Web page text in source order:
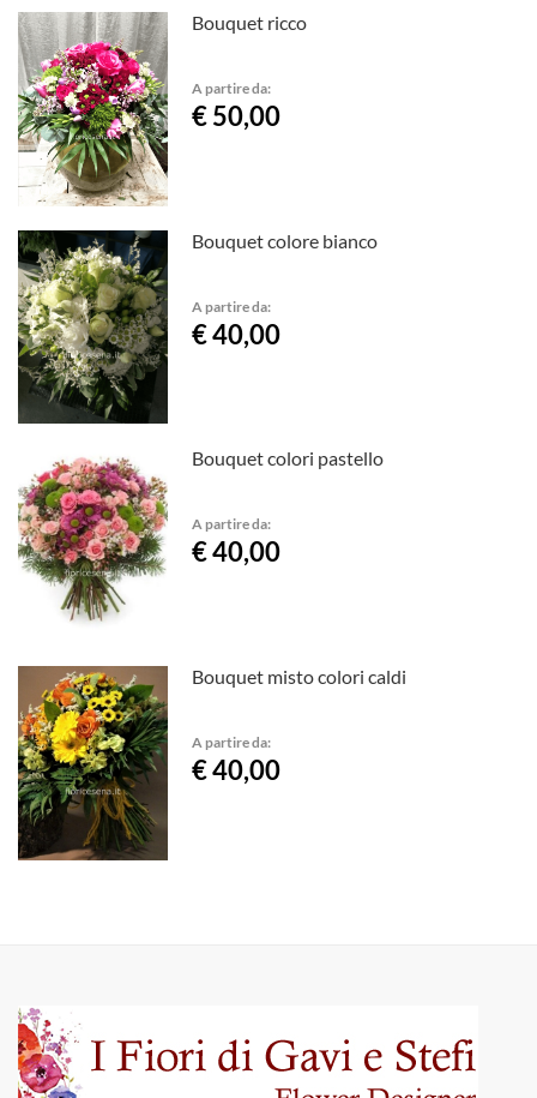
Bouquet ricco
A partire da:
€ 50,00
Bouquet colore bianco
A partire da:
€ 40,00
Bouquet colori pastello
A partire da:
€ 40,00
Bouquet misto colori caldi
A partire da:
€ 40,00